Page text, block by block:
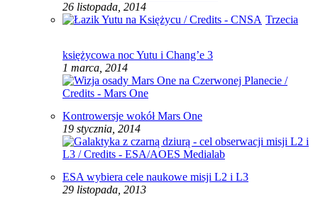
26 listopada, 2014
Trzecia
księżycowa noc Yutu i Chang’e 3
1 marca, 2014
Kontrowersje wokół Mars One
19 stycznia, 2014
ESA wybiera cele naukowe misji L2 i L3
29 listopada, 2013